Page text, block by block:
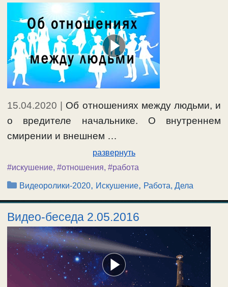
15.04.2020 | Об отношениях между людьми, и
о вредителе начальнике. О внутреннем
смирении и внешнем …
развернуть
#искушение, #отношения, #работа
Рубрики
Видеоролики-2020, Искушение, Работа, Дела
Видео-беседа 2.05.2016